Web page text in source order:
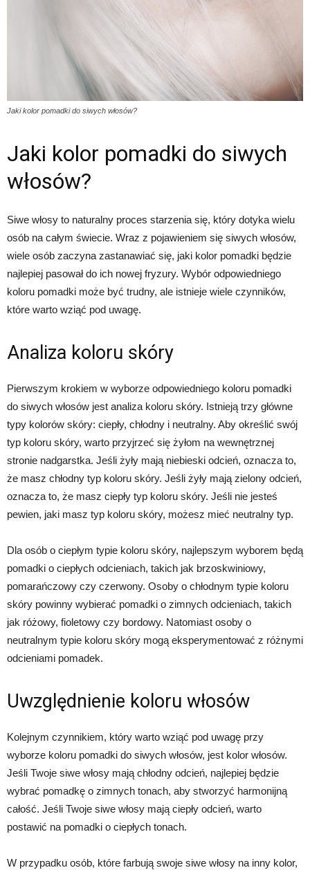
Jaki kolor pomadki do siwych włosów?
Jaki kolor pomadki do siwych
włosów?
Siwe włosy to naturalny proces starzenia się, który dotyka wielu
osób na całym świecie. Wraz z pojawieniem się siwych włosów,
wiele osób zaczyna zastanawiać się, jaki kolor pomadki będzie
najlepiej pasował do ich nowej fryzury. Wybór odpowiedniego
koloru pomadki może być trudny, ale istnieje wiele czynników,
które warto wziąć pod uwagę.
Analiza koloru skóry
Pierwszym krokiem w wyborze odpowiedniego koloru pomadki
do siwych włosów jest analiza koloru skóry. Istnieją trzy główne
typy kolorów skóry: ciepły, chłodny i neutralny. Aby określić swój
typ koloru skóry, warto przyjrzeć się żyłom na wewnętrznej
stronie nadgarstka. Jeśli żyły mają niebieski odcień, oznacza to,
że masz chłodny typ koloru skóry. Jeśli żyły mają zielony odcień,
oznacza to, że masz ciepły typ koloru skóry. Jeśli nie jesteś
pewien, jaki masz typ koloru skóry, możesz mieć neutralny typ.
Dla osób o ciepłym typie koloru skóry, najlepszym wyborem będą
pomadki o ciepłych odcieniach, takich jak brzoskwiniowy,
pomarańczowy czy czerwony. Osoby o chłodnym typie koloru
skóry powinny wybierać pomadki o zimnych odcieniach, takich
jak różowy, fioletowy czy bordowy. Natomiast osoby o
neutralnym typie koloru skóry mogą eksperymentować z różnymi
odcieniami pomadek.
Uwzględnienie koloru włosów
Kolejnym czynnikiem, który warto wziąć pod uwagę przy
wyborze koloru pomadki do siwych włosów, jest kolor włosów.
Jeśli Twoje siwe włosy mają chłodny odcień, najlepiej będzie
wybrać pomadkę o zimnych tonach, aby stworzyć harmonijną
całość. Jeśli Twoje siwe włosy mają ciepły odcień, warto
postawić na pomadki o ciepłych tonach.
W przypadku osób, które farbują swoje siwe włosy na inny kolor,